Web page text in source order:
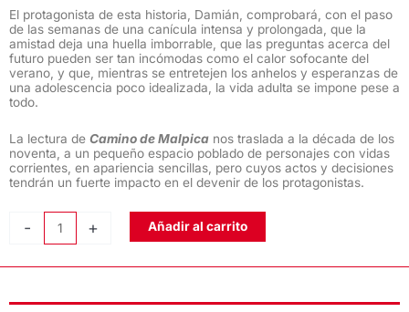
El protagonista de esta historia, Damián, comprobará, con el paso
de las semanas de una canícula intensa y prolongada, que la
amistad deja una huella imborrable, que las preguntas acerca del
futuro pueden ser tan incómodas como el calor sofocante del
verano, y que, mientras se entretejen los anhelos y esperanzas de
una adolescencia poco idealizada, la vida adulta se impone pese a
todo.
La lectura de Camino de Malpica nos traslada a la década de los
noventa, a un pequeño espacio poblado de personajes con vidas
corrientes, en apariencia sencillas, pero cuyos actos y decisiones
tendrán un fuerte impacto en el devenir de los protagonistas.
-
Rocío
+ Añadir al carrito